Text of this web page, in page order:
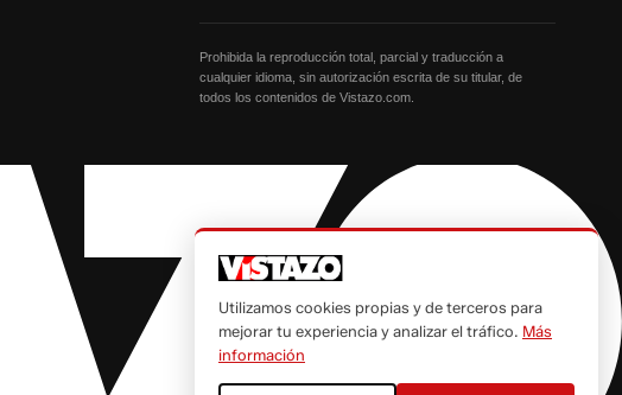
Prohibida la reproducción total, parcial y traducción a
cualquier idioma, sin autorización escrita de su titular, de
todos los contenidos de Vistazo.com.
Utilizamos cookies propias y de terceros para
mejorar tu experiencia y analizar el tráfico. Más
información